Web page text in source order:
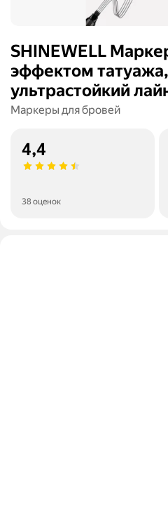
SHINEWELL
эффектом татуажа,
ультрастойкий
Маркеры для бровей
4,4
38 оценок